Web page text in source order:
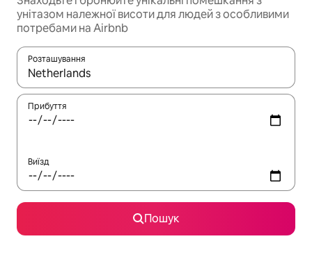
унітазом належної висоти для людей з особливими
потребами на Airbnb
Розташування
Отримавши результати пошуку, використовуйте для
Прибуття
Виїзд
Пошук